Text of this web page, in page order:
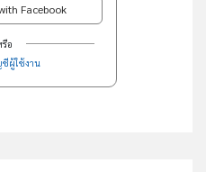
Facebook
อ
ผู้ใช้งาน